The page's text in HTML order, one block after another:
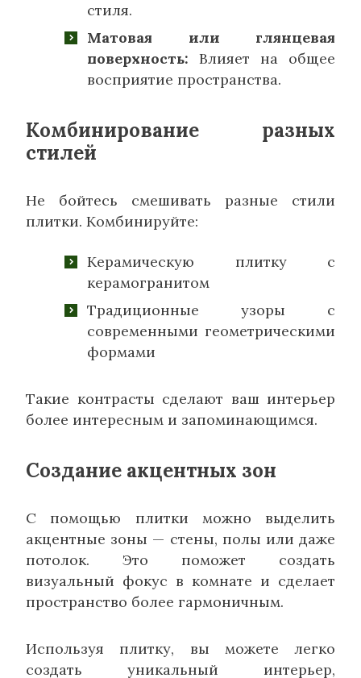
стиля.
Матовая или глянцевая
поверхность: Влияет на общее
восприятие пространства.
Комбинирование разных
стилей
Не бойтесь смешивать разные стили
плитки. Комбинируйте:
Керамическую плитку с
керамогранитом
Традиционные узоры с
современными геометрическими
формами
Такие контрасты сделают ваш интерьер
более интересным и запоминающимся.
Создание акцентных зон
С помощью плитки можно выделить
акцентные зоны — стены, полы или даже
потолок. Это поможет создать
визуальный фокус в комнате и сделает
пространство более гармоничным.
Используя плитку, вы можете легко
создать уникальный интерьер,